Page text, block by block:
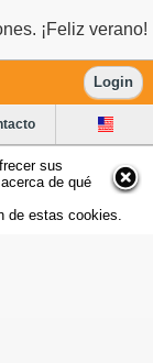
¡Feliz verano!
Login
sus
de qué
de estas cookies.